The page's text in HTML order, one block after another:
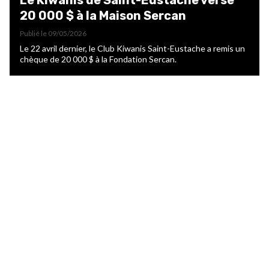
20 000 $ à la Maison Sercan
Publié le 09/05/2026
Le 22 avril dernier, le Club Kiwanis Saint-Eustache a remis un
chèque de 20 000 $ à la Fondation Sercan.